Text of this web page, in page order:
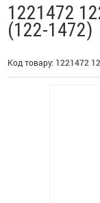
1221472
(122-1472)
Код товару: 1221472